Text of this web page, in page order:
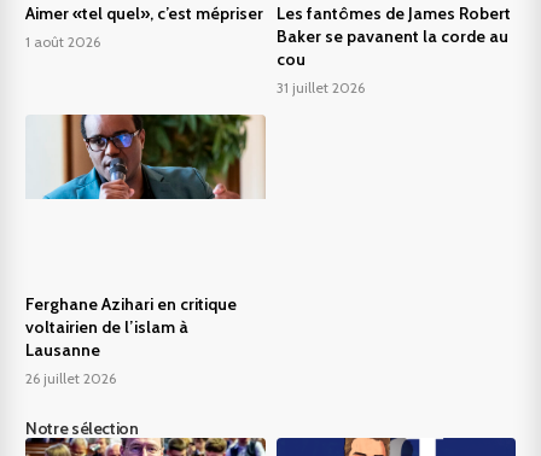
Aimer «tel quel», c’est mépriser
1 août 2026
Les fantômes de James Robert
Baker se pavanent la corde au
cou
31 juillet 2026
Ferghane Azihari en critique
voltairien de l’islam à
Lausanne
26 juillet 2026
Notre sélection